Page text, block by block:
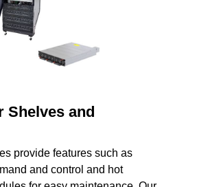
Shelves and
provide features such as
and control and hot